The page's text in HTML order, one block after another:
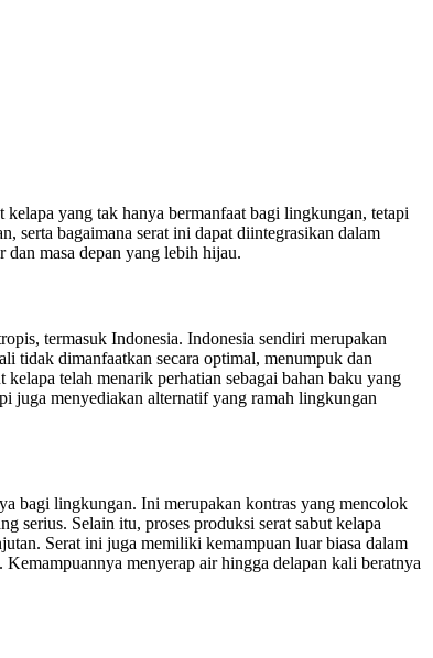
yang tak hanya bermanfaat bagi lingkungan, tetapi
serta bagaimana serat ini dapat diintegrasikan dalam
masa depan yang lebih hijau.
termasuk Indonesia. Indonesia sendiri merupakan
tidak dimanfaatkan secara optimal, menumpuk dan
telah menarik perhatian sebagai bahan baku yang
juga menyediakan alternatif yang ramah lingkungan
bagi lingkungan. Ini merupakan kontras yang mencolok
serius. Selain itu, proses produksi serat sabut kelapa
Serat ini juga memiliki kemampuan luar biasa dalam
menyerap air hingga delapan kali beratnya